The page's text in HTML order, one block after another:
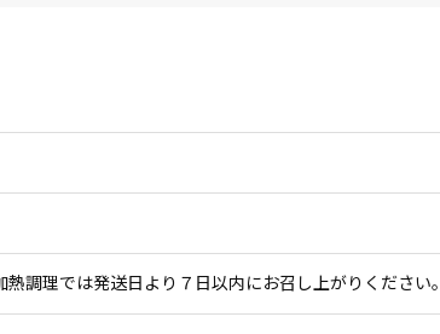
調理では発送日より７日以内にお召し上がりください。